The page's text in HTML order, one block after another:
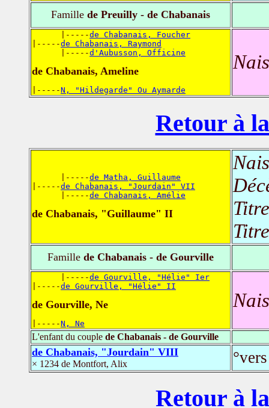
Famille de Preuilly - de Chabanais
      |-----
de Chabanais, Foucher
|-----de Chabanais, Raymond
      |-----
d'Aubusson, Officine
de Chabanais, Ameline
|-----N, "Hildegarde" Ou Aymarde
Retour à
      |-----
de Matha, Guillaume
|-----de Chabanais, "Jourdain" VII
      |-----
de Chabanais, Amélie
de Chabanais, "Guillaume" II
Famille de Chabanais - de Gourville
      |-----
de Gourville, "Hélie" Ier
|-----de Gourville, "Hélie" II
de Gourville, Ne
|-----N, Ne
L'enfant du couple de Chabanais - de Gourville
de Chabanais, "Jourdain" VIII
× 1234 de Montfort, Alix
Retour à